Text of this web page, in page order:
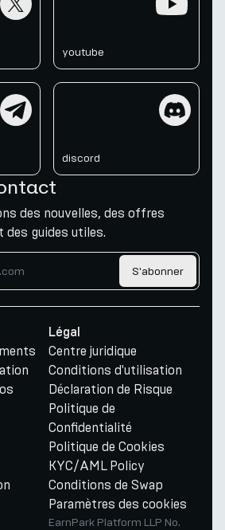
youtube
discord
des nouvelles, des offres
guides utiles.
S'abonner
Légal
Centre juridique
Conditions d'utilisation
Déclaration de Risque
Politique de
Confidentialité
Politique de Cookies
KYC/AML Policy
Conditions de Swap
Paramètres des cookies
EarnPark Platform LLP No.